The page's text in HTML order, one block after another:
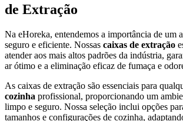
de Extração
Na eHoreka, entendemos a importância de um
seguro e eficiente. Nossas caixas de extração
atender aos mais altos padrões da indústria,
ar ótimo e a eliminação eficaz de fumaça e
As caixas de extração são essenciais para
cozinha profissional, proporcionando um
limpo e seguro. Nossa seleção inclui opções
tamanhos e configurações de cozinha,